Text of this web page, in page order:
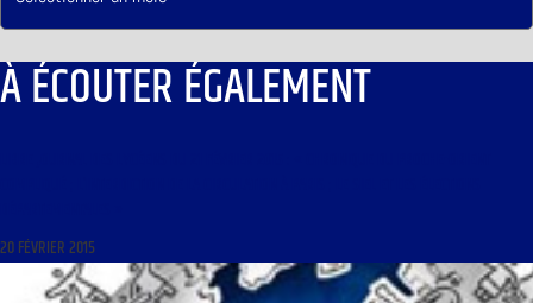
À ÉCOUTER ÉGALEMENT
20 FÉVRIER 2015